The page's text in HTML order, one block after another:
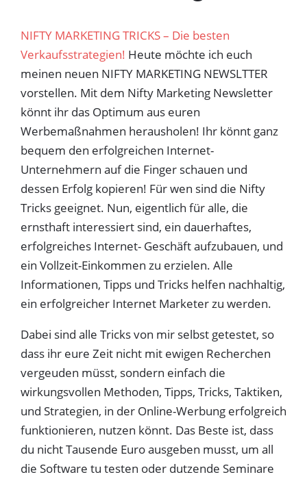
NIFTY MARKETING TRICKS – Die besten
Verkaufsstrategien! Heute möchte ich euch
meinen neuen NIFTY MARKETING NEWSLTTER
vorstellen. Mit dem Nifty Marketing Newsletter
könnt ihr das Optimum aus euren
Werbemaßnahmen herausholen! Ihr könnt ganz
bequem den erfolgreichen Internet-
Unternehmern auf die Finger schauen und
dessen Erfolg kopieren! Für wen sind die Nifty
Tricks geeignet. Nun, eigentlich für alle, die
ernsthaft interessiert sind, ein dauerhaftes,
erfolgreiches Internet- Geschäft aufzubauen, und
ein Vollzeit-Einkommen zu erzielen. Alle
Informationen, Tipps und Tricks helfen nachhaltig,
ein erfolgreicher Internet Marketer zu werden.
Dabei sind alle Tricks von mir selbst getestet, so
dass ihr eure Zeit nicht mit ewigen Recherchen
vergeuden müsst, sondern einfach die
wirkungsvollen Methoden, Tipps, Tricks, Taktiken,
und Strategien, in der Online-Werbung erfolgreich
funktionieren, nutzen könnt. Das Beste ist, dass
du nicht Tausende Euro ausgeben musst, um all
die Software tu testen oder dutzende Seminare